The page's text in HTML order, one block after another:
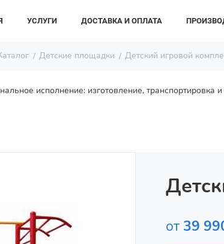
УСЛУГИ ДОСТАВКА И ОПЛАТА
Детские площадки Детский игровой
исполнение: изготовление, транспортировка
от39